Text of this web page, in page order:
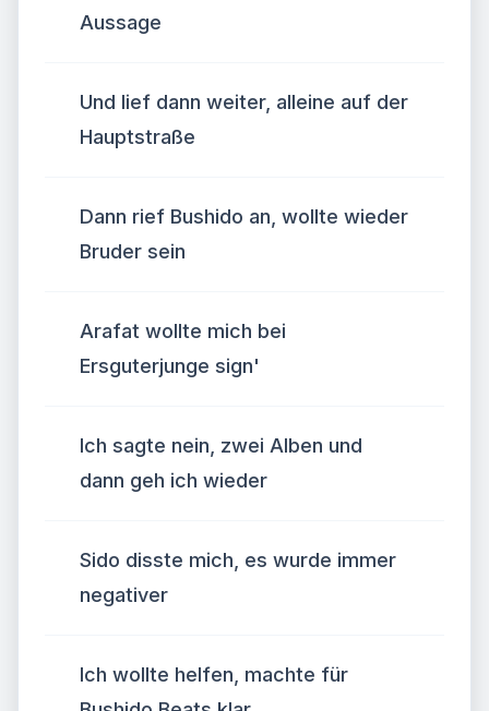
Aussage
Und lief dann weiter, alleine auf der
Hauptstraße
Dann rief Bushido an, wollte wieder
Bruder sein
Arafat wollte mich bei
Ersguterjunge sign'
Ich sagte nein, zwei Alben und
dann geh ich wieder
Sido disste mich, es wurde immer
negativer
Ich wollte helfen, machte für